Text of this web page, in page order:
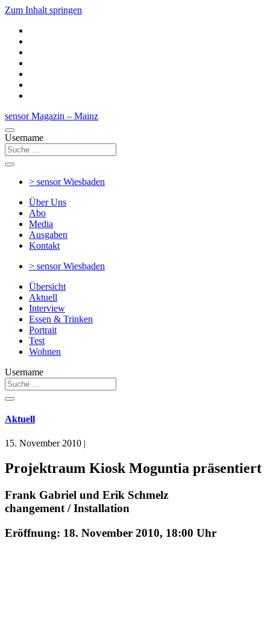
Zum Inhalt springen
sensor Magazin – Mainz
Username
> sensorWiesbaden
Über Uns
Abo
Media
Ausgaben
Kontakt
> sensorWiesbaden
Übersicht
Aktuell
Interview
Essen & Trinken
Portrait
Test
Wohnen
Username
Aktuell
15. November 2010 |
Projektraum Kiosk Moguntia präsentiert
Frank Gabriel und Erik Schmelz
changement / Installation
Eröffnung: 18. November 2010, 18:00 Uhr